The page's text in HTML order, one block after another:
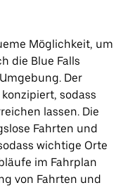
Möglichkeit, um
die Blue Falls
Der
sodass
lassen. Die
Fahrten und
wichtige Orte
im Fahrplan
von Fahrten und